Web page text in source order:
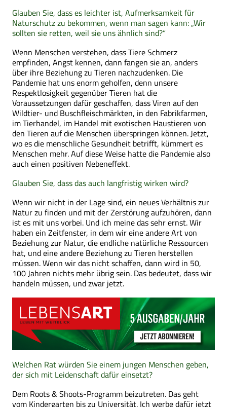
Glauben Sie, dass es leichter ist, Aufmerksamkeit für
Naturschutz zu bekommen, wenn man sagen kann: „Wir
sollten sie retten, weil sie uns ähnlich sind?“
Wenn Menschen verstehen, dass Tiere Schmerz
empfinden, Angst kennen, dann fangen sie an, anders
über ihre Beziehung zu Tieren nachzudenken. Die
Pandemie hat uns enorm geholfen, denn unsere
Respektlosigkeit gegenüber Tieren hat die
Voraussetzungen dafür geschaffen, dass Viren auf den
Wildtier- und Buschfleischmärkten, in den Fabrikfarmen,
im Tierhandel, im Handel mit exotischen Haustieren von
den Tieren auf die Menschen überspringen können. Jetzt,
wo es die menschliche Gesundheit betrifft, kümmert es
Menschen mehr. Auf diese Weise hatte die Pandemie also
auch einen positiven Nebeneffekt.
Glauben Sie, dass das auch langfristig wirken wird?
Wenn wir nicht in der Lage sind, ein neues Verhältnis zur
Natur zu finden und mit der Zerstörung aufzuhören, dann
ist es mit uns vorbei. Und ich meine das sehr ernst. Wir
haben ein Zeitfenster, in dem wir eine andere Art von
Beziehung zur Natur, die endliche natürliche Ressourcen
hat, und eine andere Beziehung zu Tieren herstellen
müssen. Wenn wir das nicht schaffen, dann wird in 50,
100 Jahren nichts mehr übrig sein. Das bedeutet, dass wir
handeln müssen, und zwar jetzt.
Welchen Rat würden Sie einem jungen Menschen geben,
der sich mit Leidenschaft dafür einsetzt?
Dem Roots & Shoots-Programm beizutreten. Das geht
vom Kindergarten bis zu Universität. Ich werbe dafür jetzt